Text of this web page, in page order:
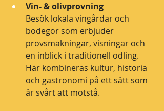
Vin- & olivprovning
Besök lokala vingårdar och
bodegor som erbjuder
provsmakningar, visningar och
en inblick i traditionell odling.
Här kombineras kultur, historia
och gastronomi på ett sätt som
är svårt att motstå.